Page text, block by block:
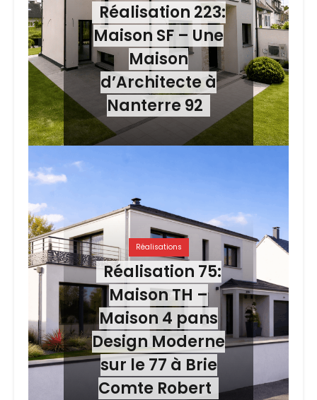
Réalisation 223:
Maison SF – Une
Maison
d’Architecte à
Nanterre 92
Réalisations
Réalisation 75:
Maison TH –
Maison 4 pans
Design Moderne
sur le 77 à Brie
Comte Robert